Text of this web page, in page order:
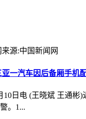
来源:中国新闻网
一汽车因后备厢手机
日电 (王晓斌 王通彬)
。1...